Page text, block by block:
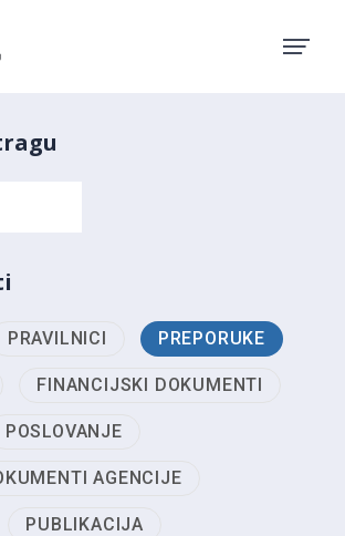
PRAVILNICI PREPORUKE
FINANCIJSKI DOKUMENTI
POSLOVANJE
AGENCIJE
PUBLIKACIJA